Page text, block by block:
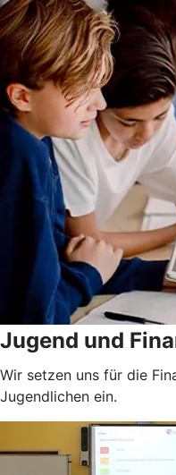
Jugend und
Wir setzen uns für die
Jugendlichen ein.